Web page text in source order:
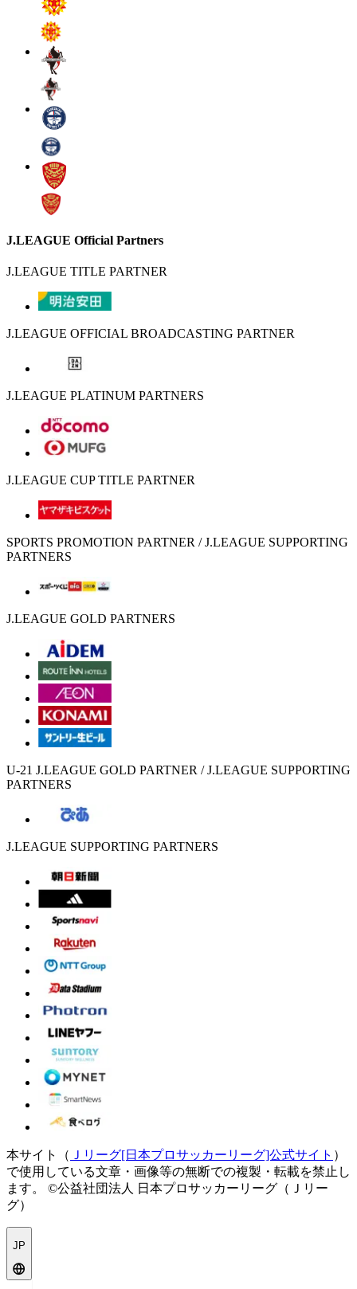
J.LEAGUE Official Partners
J.LEAGUE TITLE PARTNER
J.LEAGUE OFFICIAL BROADCASTING PARTNER
J.LEAGUE PLATINUM PARTNERS
J.LEAGUE CUP TITLE PARTNER
SPORTS PROMOTION PARTNER / J.LEAGUE SUPPORTING
PARTNERS
J.LEAGUE GOLD PARTNERS
U-21 J.LEAGUE GOLD PARTNER / J.LEAGUE SUPPORTING
PARTNERS
J.LEAGUE SUPPORTING PARTNERS
本サイト（ Ｊリーグ[日本プロサッカーリーグ]公式サイト ）
で使用している文章・画像等の無断での複製・転載を禁止し
ます。
©公益社団法人 日本プロサッカーリーグ（Ｊリー
グ）
JP